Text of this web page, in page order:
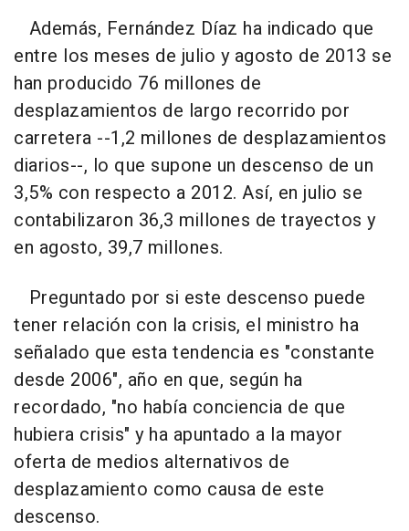
Además, Fernández Díaz ha indicado que
entre los meses de julio y agosto de 2013 se
han producido 76 millones de
desplazamientos de largo recorrido por
carretera --1,2 millones de desplazamientos
diarios--, lo que supone un descenso de un
3,5% con respecto a 2012. Así, en julio se
contabilizaron 36,3 millones de trayectos y
en agosto, 39,7 millones.
Preguntado por si este descenso puede
tener relación con la crisis, el ministro ha
señalado que esta tendencia es "constante
desde 2006", año en que, según ha
recordado, "no había conciencia de que
hubiera crisis" y ha apuntado a la mayor
oferta de medios alternativos de
desplazamiento como causa de este
descenso.